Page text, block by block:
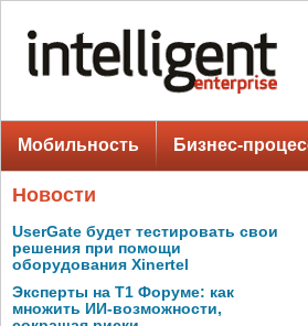
Мобильность Бизнес-
Новости
UserGate будет тестировать свои
решения при помощи
оборудования Xinertel
Эксперты на Т1 Форуме: как
множить ИИ-возможности,